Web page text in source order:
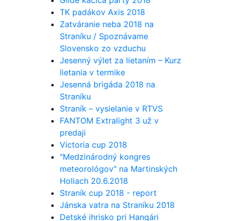
TK padákov Axis 2018
Zatváranie neba 2018 na
Straníku / Spoznávame
Slovensko zo vzduchu
Jesenný výlet za lietaním – Kurz
lietania v termike
Jesenná brigáda 2018 na
Straníku
Straník – vysielanie v RTVS
FANTOM Extralight 3 už v
predaji
Victoria cup 2018
"Medzinárodný kongres
meteorológov" na Martinských
Holiach 20.6.2018
Straník cup 2018 - report
Jánska vatra na Straníku 2018
Detské ihrisko pri Hangári